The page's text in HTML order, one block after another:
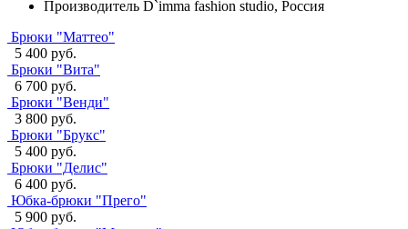
Производитель D`imma fashion studio, Россия
Брюки "Маттео"
5 400 руб.
Брюки "Вита"
6 700 руб.
Брюки "Венди"
3 800 руб.
Брюки "Брукс"
5 400 руб.
Брюки "Делис"
6 400 руб.
Юбка-брюки "Прего"
5 900 руб.